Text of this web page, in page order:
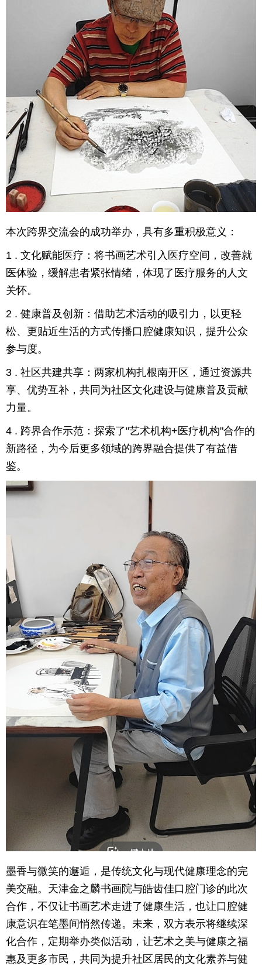
本次跨界交流会的成功举办，具有多重积极意义：
1 . 文化赋能医疗：将书画艺术引入医疗空间，改善就
医体验，缓解患者紧张情绪，体现了医疗服务的人文
关怀。
2 . 健康普及创新：借助艺术活动的吸引力，以更轻
松、更贴近生活的方式传播口腔健康知识，提升公众
参与度。
3 . 社区共建共享：两家机构扎根南开区，通过资源共
享、优势互补，共同为社区文化建设与健康普及贡献
力量。
4 . 跨界合作示范：探索了"艺术机构+医疗机构"合作的
新路径，为今后更多领域的跨界融合提供了有益借
鉴。
墨香与微笑的邂逅，是传统文化与现代健康理念的完
美交融。天津金之麟书画院与皓齿佳口腔门诊的此次
合作，不仅让书画艺术走进了健康生活，也让口腔健
康意识在笔墨间悄然传递。未来，双方表示将继续深
化合作，定期举办类似活动，让艺术之美与健康之福
惠及更多市民，共同为提升社区居民的文化素养与健